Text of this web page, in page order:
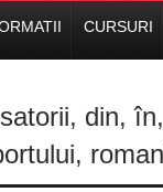
CURSURI
, din,în,
,